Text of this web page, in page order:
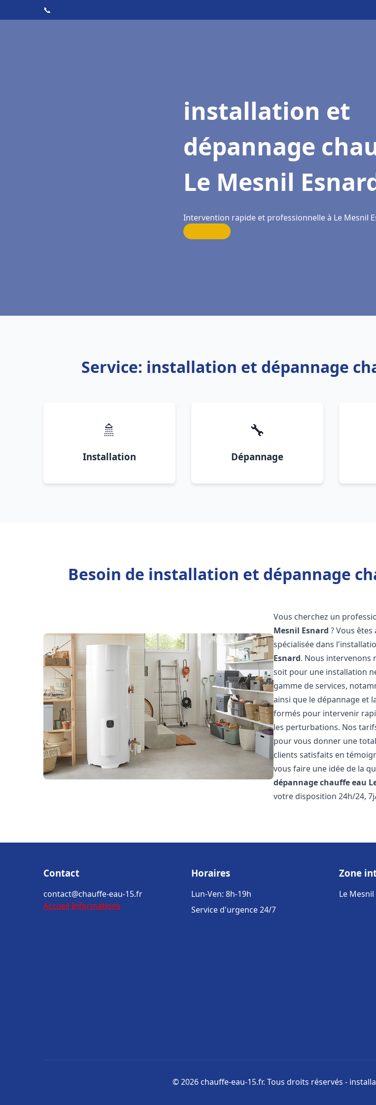
📞
installation et
dépannage
Le Mesnil
Intervention rapide et professionnelle à Le Mesnil
Service: installation et dépannage
🚿
Installation
🔧
Dépannage
Besoin de installation et dépannage
Vous cherchez un
Mesnil Esnard ? Vous
spécialisée dans
Esnard. Nous intervenons
soit pour une installation
gamme de services,
ainsi que le dépannage et
formés pour intervenir
les perturbations. Nos
pour vous donner une
clients satisfaits en
vous faire une idée de la
dépannage chauffe eau
votre disposition 24h/24,
Contact
contact@chauffe-eau-15.fr
Accueil Informations
Horaires
Lun-Ven: 8h-19h
Service d'urgence 24/7
Zone
Le
© 2026 chauffe-eau-15.fr. Tous droits réservés -